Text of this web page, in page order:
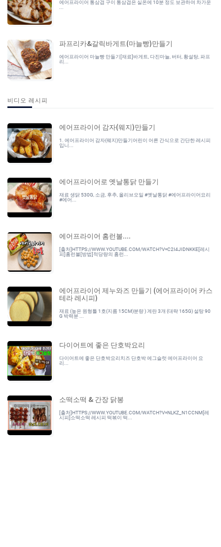
에어프라이어 통삼겹 구이 통삼겹은 실온에 10분 정도 보관하여 차가운
파프리카&갈릭바게트(마늘빵)만들기
에어프라이어 마늘빵 만들기[재료]바게트, 다진마늘, 버터, 황설탕, 파프
리...
비디오 레시피
에어프라이어 감자(웨지)만들기
1. 에어프라이어 감자(웨지)만들기어린이 어른 간식으로 간단한 레시피
입니...
에어프라이어로 옛날통닭 만들기
재료 생닭 530G, 소금, 후추, 올리브오일 #옛날통닭 #에어프라이어요리
#에어...
에어프라이어 홈런볼....
[출처]HTTPS://WWW.YOUTUBE.COM/WATCH?V=C2I4JIDNKKE[레시
피]홈런볼[방법]적당량의 홈런...
에어프라이어 제누와즈 만들기 (에어프라이어 카스
테라 레시피)
재료 (높은 원형틀 1호(지름 15CM)분량 ) 계란 3개 (대략 165G) 설탕 90
G 박력분 ...
다이어트에 좋은 단호박요리
다이어트에 좋은 단호박요리치즈 단호박 에그슬럿 에어프라이어 요
리...
소떡소떡 & 간장 닭봉
[출처]HTTPS://WWW.YOUTUBE.COM/WATCH?V=NLKZ_N1CCNM[레
시피]소떡소떡 레시피 떡볶이 떡...